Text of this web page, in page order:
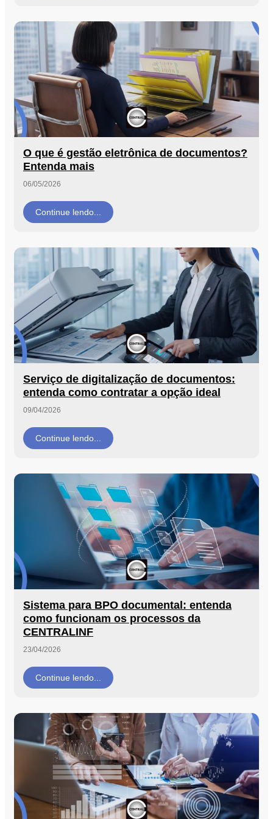
O que é gestão eletrônica de documentos?
Entenda mais
06/05/2026
Continue lendo...
Serviço de digitalização de documentos:
entenda como contratar a opção ideal
09/04/2026
Continue lendo...
Sistema para BPO documental: entenda
como funcionam os processos da
CENTRALINF
23/04/2026
Continue lendo...